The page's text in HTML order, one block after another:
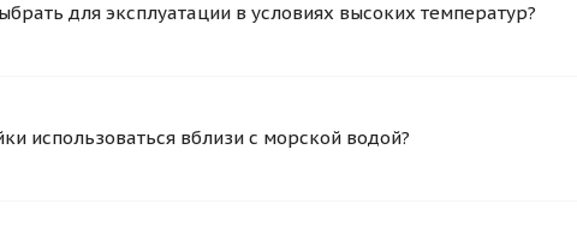
для эксплуатации в условиях высоких температур?
использоваться вблизи с морской водой?